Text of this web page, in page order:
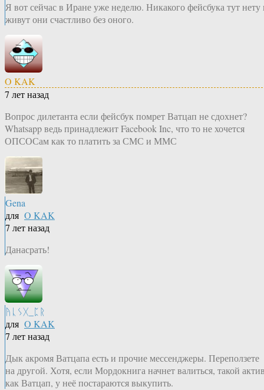
Я вот сейчас в Иране уже неделю. Никакого фейсбука тут нету
живут они счастливо без оного.
O KAK
7 лет назад
Вопрос дилетанта если фейсбук помрет Ватцап не сдохнет?
Whatsapp ведь принадлежит Facebook Inc, что то не хочется
ОПСОСам как то платить за СМС и ММС
Gena
для O KAK
7 лет назад
Данасрать!
ᚤᚳᛊᚷ_ᛈᚱ
для O KAK
7 лет назад
Дык акромя Ватцапа есть и прочие мессенджеры. Переползете
на другой. Хотя, если Мордокнига начнет валиться, такой
как Ватцап, у неё постараются выкупить.